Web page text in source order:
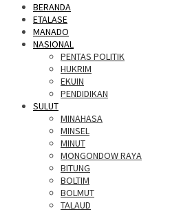
BERANDA
ETALASE
MANADO
NASIONAL
PENTAS POLITIK
HUKRIM
EKUIN
PENDIDIKAN
SULUT
MINAHASA
MINSEL
MINUT
MONGONDOW RAYA
BITUNG
BOLTIM
BOLMUT
TALAUD